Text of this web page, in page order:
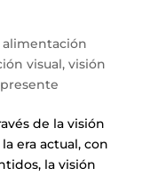
alimentación
visual, visión
de la visión
era actual, con
la visión